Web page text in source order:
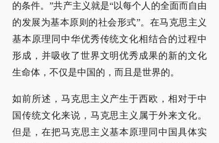
的条件。”共产主义就是“以每个人的全面而自由
的发展为基本原则的社会形式”。在马克思主义
基本原理同中华优秀传统文化相结合的过程中
形成，并吸收了世界文明优秀成果的新的文化
生命体，不仅是中国的，而且是世界的。
如前所述，马克思主义产生于西欧，相对于中
国传统文化来说，马克思主义属于外来文化。
但是，在把马克思主义基本原理同中国具体实